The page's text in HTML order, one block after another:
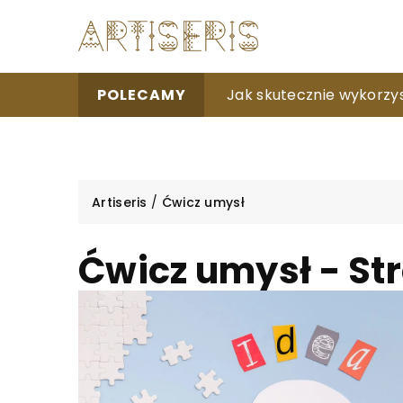
POLECAMY Jak efektywnie
Jak skutecznie
Zalety i efekty
Artiseris / Ćwicz umysł
Ćwicz umysł -